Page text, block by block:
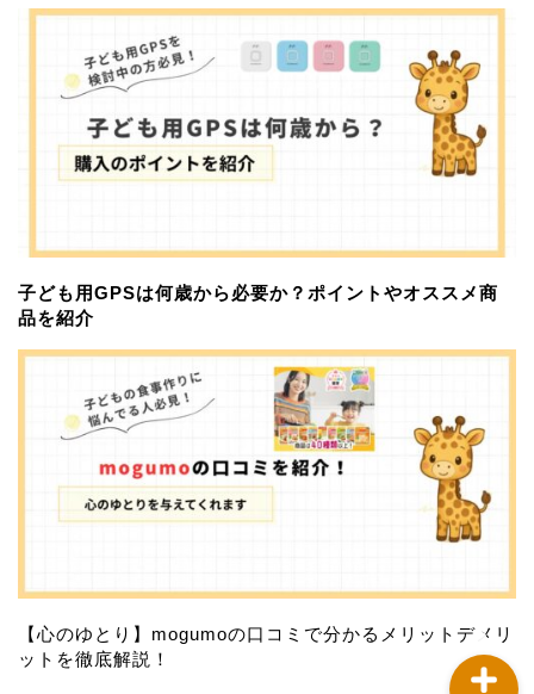
子ども用GPSは何歳から必要か？ポイントやオススメ商
品を紹介
【心のゆとり】mogumoの口コミで分かるメリットデメリ
ットを徹底解説！
習い事
サブスクサービス
おすすめアイテム